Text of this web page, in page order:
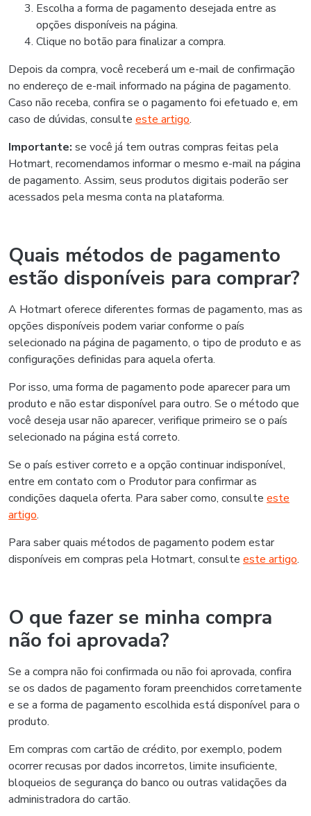
Escolha a forma de pagamento desejada entre as
opções disponíveis na página.
Clique no botão para finalizar a compra.
Depois da compra, você receberá um e-mail de confirmação
no endereço de e-mail informado na página de pagamento.
Caso não receba, confira se o pagamento foi efetuado e, em
caso de dúvidas, consulte este artigo.
Importante: se você já tem outras compras feitas pela
Hotmart, recomendamos informar o mesmo e-mail na página
de pagamento. Assim, seus produtos digitais poderão ser
acessados pela mesma conta na plataforma.
Quais métodos de pagamento
estão disponíveis para comprar?
A Hotmart oferece diferentes formas de pagamento, mas as
opções disponíveis podem variar conforme o país
selecionado na página de pagamento, o tipo de produto e as
configurações definidas para aquela oferta.
Por isso, uma forma de pagamento pode aparecer para um
produto e não estar disponível para outro. Se o método que
você deseja usar não aparecer, verifique primeiro se o país
selecionado na página está correto.
Se o país estiver correto e a opção continuar indisponível,
entre em contato com o Produtor para confirmar as
condições daquela oferta. Para saber como, consulte este
artigo.
Para saber quais métodos de pagamento podem estar
disponíveis em compras pela Hotmart, consulte este artigo.
O que fazer se minha compra
não foi aprovada?
Se a compra não foi confirmada ou não foi aprovada, confira
se os dados de pagamento foram preenchidos corretamente
e se a forma de pagamento escolhida está disponível para o
produto.
Em compras com cartão de crédito, por exemplo, podem
ocorrer recusas por dados incorretos, limite insuficiente,
bloqueios de segurança do banco ou outras validações da
administradora do cartão.